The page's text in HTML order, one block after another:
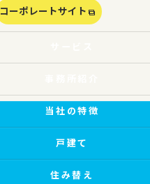
コーポレートサイト
当社の特徴
戸建て
住み替え